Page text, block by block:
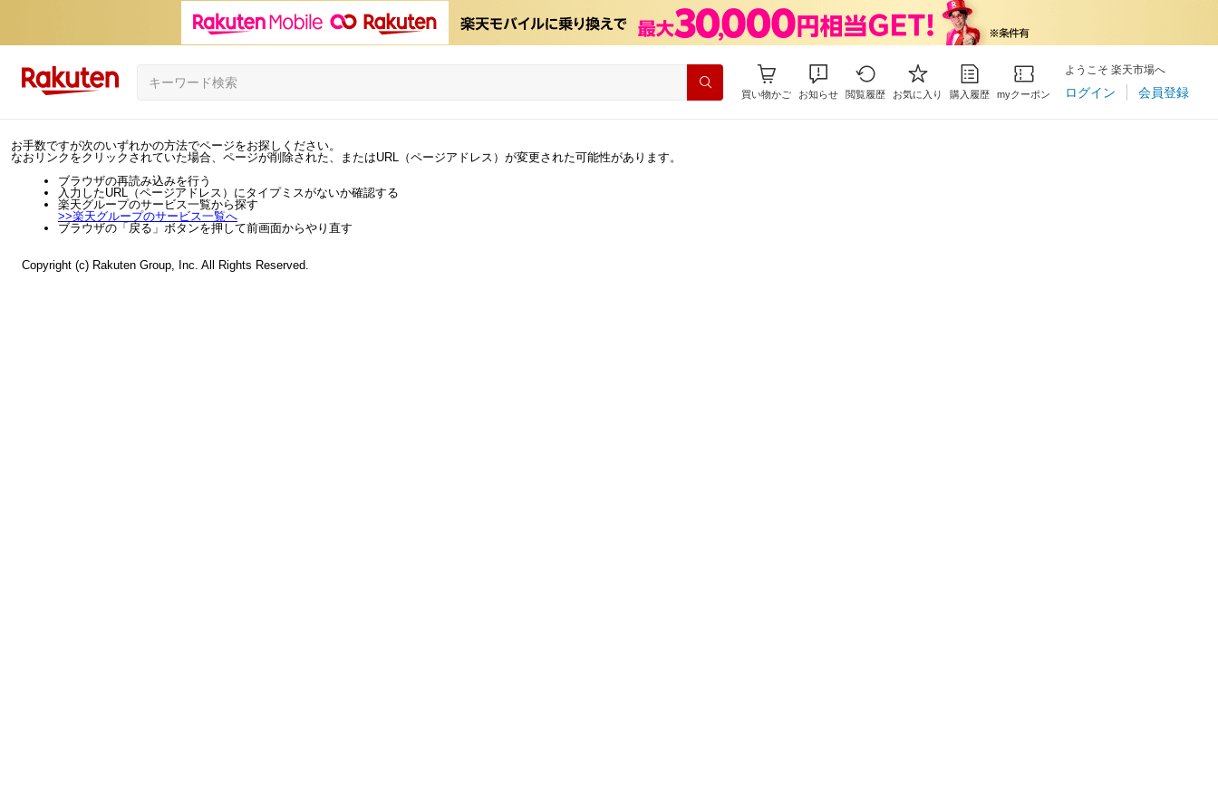
買い物かご お知らせ 閲覧履歴 お気に入り 購入履歴 myクーポン
ようこそ 楽天市場へ
ログイン 会員登録
お手数ですが次のいずれかの方法でページをお探しください。
なおリンクをクリックされていた場合、ページが削除された、またはURL（ページアドレス）が変更された可能性があります。
ブラウザの再読み込みを行う
入力したURL（ページアドレス）にタイプミスがないか確認する
楽天グループのサービス一覧から探す
>>楽天グループのサービス一覧へ
ブラウザの「戻る」ボタンを押して前画面からやり直す
Copyright (c) Rakuten Group, Inc. All Rights Reserved.